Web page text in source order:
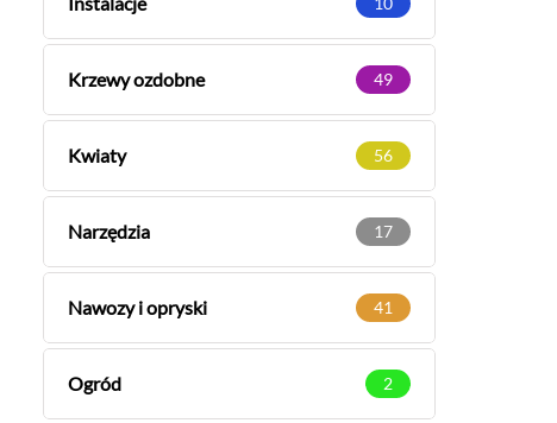
Krzewy ozdobne 49
Kwiaty 56
Narzędzia 17
Nawozy i opryski 41
Ogród 2